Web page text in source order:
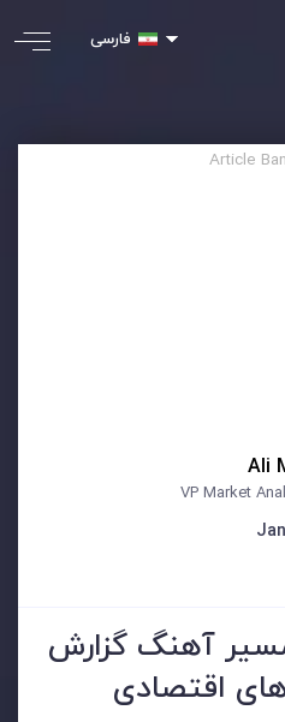
فارسی
Ali
VP Market
مسیر آهنگ گزارش
اقتصادی